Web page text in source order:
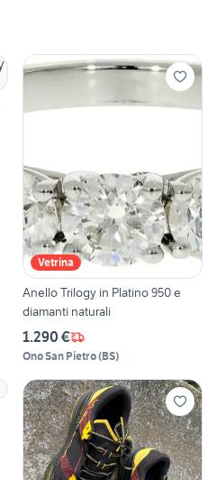
Vetrina
Anello Trilogy in Platino 950 e
diamanti naturali
1.290 €
Ono San Pietro(BS)